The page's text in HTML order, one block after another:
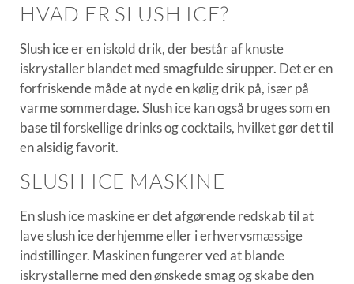
HVAD ER SLUSH ICE?
Slush ice er en iskold drik, der består af knuste
iskrystaller blandet med smagfulde sirupper. Det er en
forfriskende måde at nyde en kølig drik på, især på
varme sommerdage. Slush ice kan også bruges som en
base til forskellige drinks og cocktails, hvilket gør det til
en alsidig favorit.
SLUSH ICE MASKINE
En slush ice maskine er det afgørende redskab til at
lave slush ice derhjemme eller i erhvervsmæssige
indstillinger. Maskinen fungerer ved at blande
iskrystallerne med den ønskede smag og skabe den